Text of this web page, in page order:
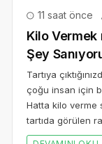
11 saat önce
Kilo Vermek
Şey
Tartıya
çoğu insan için
Hatta kilo verme
tartıda görülen